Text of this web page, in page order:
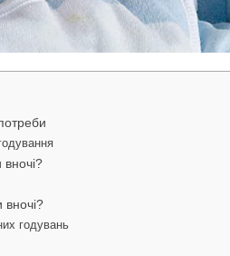
вночі?
годувань